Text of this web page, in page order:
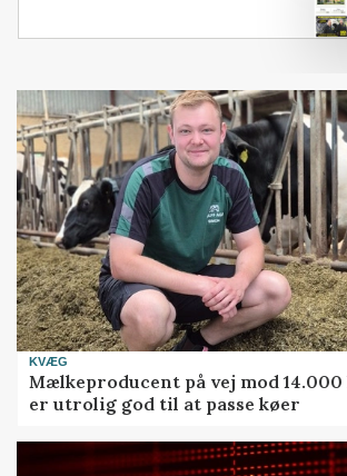
KVÆG
Mælkeproducent på vej mod 14.000
er utrolig god til at passe køer